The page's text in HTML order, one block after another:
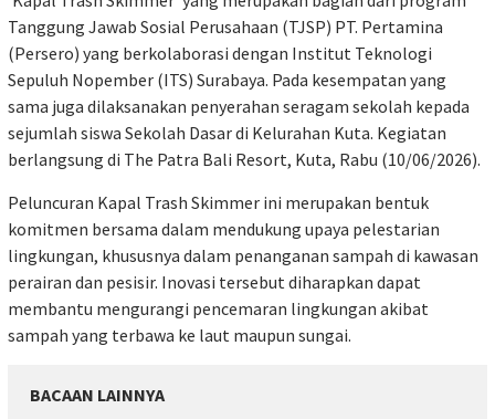
Tanggung Jawab Sosial Perusahaan (TJSP) PT. Pertamina
(Persero) yang berkolaborasi dengan Institut Teknologi
Sepuluh Nopember (ITS) Surabaya. Pada kesempatan yang
sama juga dilaksanakan penyerahan seragam sekolah kepada
sejumlah siswa Sekolah Dasar di Kelurahan Kuta. Kegiatan
berlangsung di The Patra Bali Resort, Kuta, Rabu (10/06/2026).
Peluncuran Kapal Trash Skimmer ini merupakan bentuk
komitmen bersama dalam mendukung upaya pelestarian
lingkungan, khususnya dalam penanganan sampah di kawasan
perairan dan pesisir. Inovasi tersebut diharapkan dapat
membantu mengurangi pencemaran lingkungan akibat
sampah yang terbawa ke laut maupun sungai.
BACAAN LAINNYA